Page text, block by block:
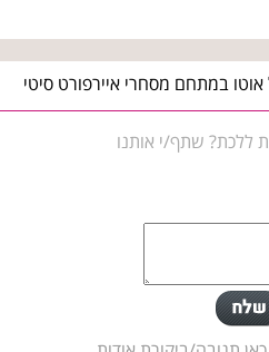
אוטו במתחם מסחרי איירפורט סיטי
ללכת? שתף/י אותנו